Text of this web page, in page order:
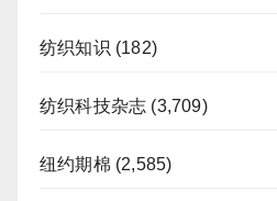
纺织知识 (182)
纺织科技杂志 (3,709)
纽约期棉 (2,585)